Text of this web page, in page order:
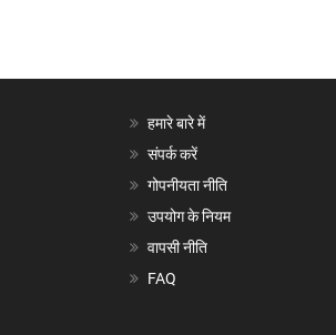
हमारे बारे में
संपर्क करें
गोपनीयता नीति
उपयोग के नियम
वापसी नीति
FAQ